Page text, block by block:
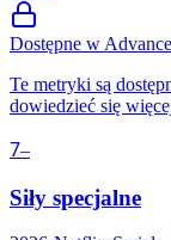
Dostępne w
Te metryki są
dowiedzieć się
7–
Siły specjalne